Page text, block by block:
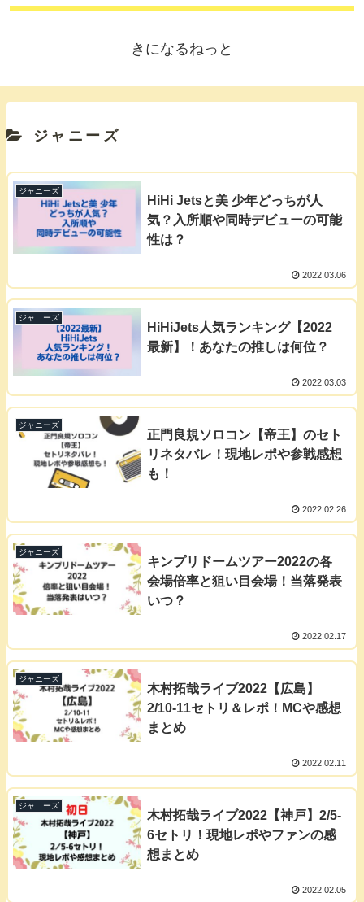
きになるねっと
ジャニーズ
ジャニーズ
HiHi Jetsと美 少年どっちが人
気？入所順や同時デビューの可能
性は？
2022.03.06
ジャニーズ
HiHiJets人気ランキング【2022
最新】！あなたの推しは何位？
2022.03.03
ジャニーズ
正門良規ソロコン【帝王】のセト
リネタバレ！現地レポや参戦感想
も！
2022.02.26
ジャニーズ
キンプリドームツアー2022の各
会場倍率と狙い目会場！当落発表
いつ？
2022.02.17
ジャニーズ
木村拓哉ライブ2022【広島】
2/10-11セトリ＆レポ！MCや感想
まとめ
2022.02.11
ジャニーズ
木村拓哉ライブ2022【神戸】2/5-
6セトリ！現地レポやファンの感
想まとめ
2022.02.05